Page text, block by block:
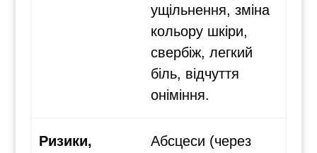
ущільнення, зміна
кольору шкіри,
свербіж, легкий
біль, відчуття
оніміння.
Ризики,
Абсцеси (через